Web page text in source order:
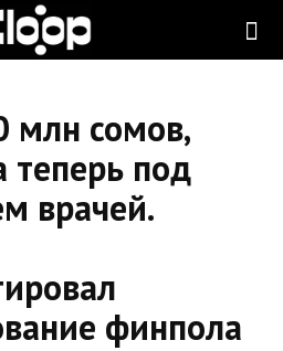
млн сомов,
теперь под
врачей.
финпола